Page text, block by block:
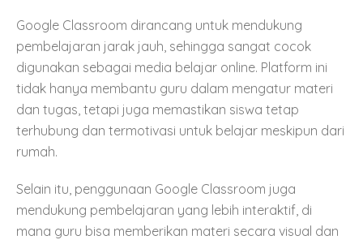
Google Classroom dirancang untuk mendukung
pembelajaran jarak jauh, sehingga sangat cocok
digunakan sebagai media belajar online. Platform ini
tidak hanya membantu guru dalam mengatur materi
dan tugas, tetapi juga memastikan siswa tetap
terhubung dan termotivasi untuk belajar meskipun dari
rumah.
Selain itu, penggunaan Google Classroom juga
mendukung pembelajaran yang lebih interaktif, di
mana guru bisa memberikan materi secara visual dan